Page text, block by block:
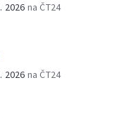
2026 na ČT24
2026 na ČT24